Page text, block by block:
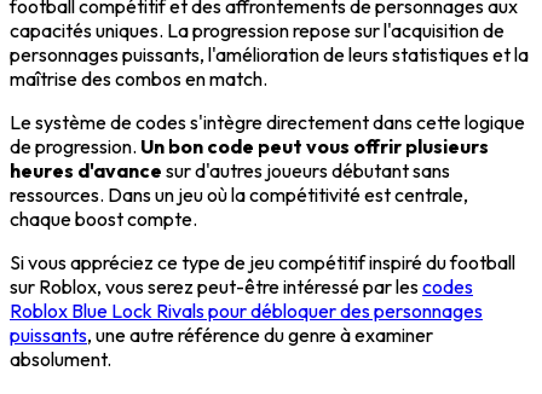
football compétitif et des affrontements de personnages aux
capacités uniques. La progression repose sur l'acquisition de
personnages puissants, l'amélioration de leurs statistiques et la
maîtrise des combos en match.
Le système de codes s'intègre directement dans cette logique
de progression. Un bon code peut vous offrir plusieurs
heures d'avance sur d'autres joueurs débutant sans
ressources. Dans un jeu où la compétitivité est centrale,
chaque boost compte.
Si vous appréciez ce type de jeu compétitif inspiré du football
sur Roblox, vous serez peut-être intéressé par lescodes
Roblox Blue Lock Rivals pour débloquer des personnages
puissants, une autre référence du genre à examiner
absolument.